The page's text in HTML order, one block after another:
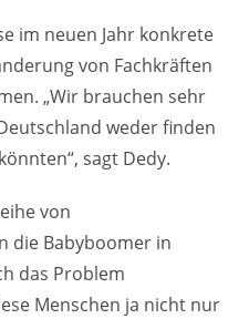
im neuen Jahr konkrete
von Fachkräften
„Wir brauchen sehr
weder finden
sagt Dedy.
von
die Babyboomer in
das Problem
Menschen ja nicht nur